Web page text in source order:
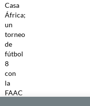
Casa
África;
un
torneo
de
fútbol
8
con
la
FAAC